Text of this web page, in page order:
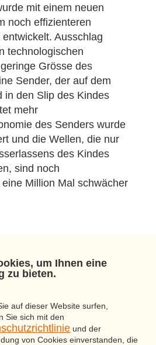
mit einem neuen
noch effizienteren
Ausschlag
technologischen
Grösse des
Sender, der auf dem
in den Slip des Kindes
mehr
des Senders wurde
und die Wellen, die nur
des Kindes
sind noch
Million Mal schwächer
um Ihnen eine
zu bieten.
auf dieser Website surfen,
Sie sich mit den
und der
von Cookies einverstanden, die